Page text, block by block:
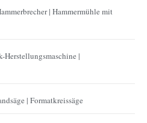
| Hammermühle mit
Herstellungsmaschine |
| Formatkreissäge